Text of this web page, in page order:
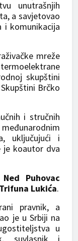
unutrašnjih
a savjetovao
i komunikacija
mreže
skupštini
Brčko
i stručnih
uključujući i
je koautor dva
Ned Puhovac
Trifuna Lukića.
pravnik, a
je u Srbiji na
u
suvlasnik i